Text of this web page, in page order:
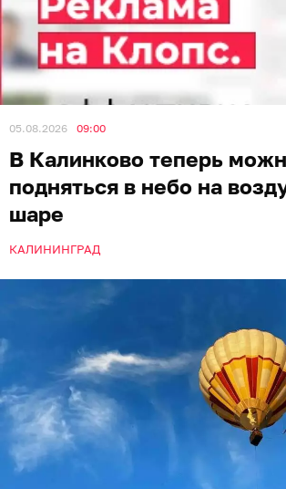
05.08.2026 09:00
В Калинково теперь
подняться в небо на
шаре
КАЛИНИНГРАД